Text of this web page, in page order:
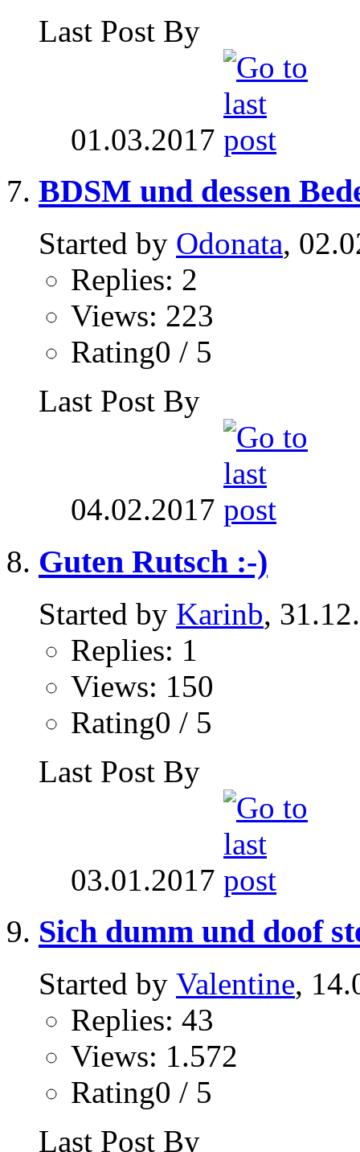
Last Post By
01.03.2017
BDSM und dessen
Started by Odonata,
Replies: 2
Views: 223
Rating0 / 5
Last Post By
04.02.2017
Guten Rutsch :-)
Started by Karinb,
Replies: 1
Views: 150
Rating0 / 5
Last Post By
03.01.2017
Sich dumm und doof
Started by Valentine,
Replies: 43
Views: 1.572
Rating0 / 5
Last Post By